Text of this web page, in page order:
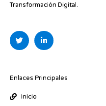
Transformación Digital.
T
w
i
r
L
i
n
i
Enlaces Principales
Inicio